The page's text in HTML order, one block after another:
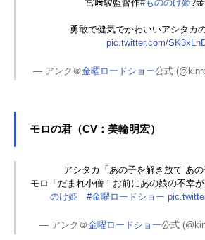
宮﨑駿監督作#もののけ姫?
勇敢で健気でかわいいアシタカ
pic.twitter.com/
— アンク＠金曜ロードショー公式
モロの君（CV：美輪明宏）
アシタカ「あの子を解き放て あの
モロ「だまれ小僧！お前にあの娘の不幸
のけ姫
#金曜ロードショー
— アンク＠金曜ロードショー公式